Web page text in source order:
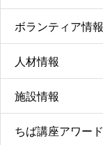
ボランティア情報
人材情報
施設情報
ちば講座アワード